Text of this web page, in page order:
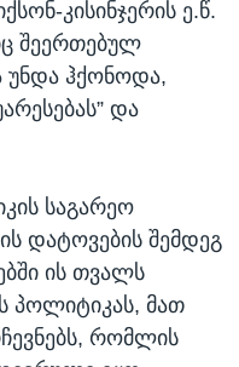
კისინჯერის ე.წ.
შეერთებულ
უნდა ჰქონოდა,
და
საგარეო
დატოვების შემდეგ
ის თვალს
პოლიტიკას, მათ
რომლის